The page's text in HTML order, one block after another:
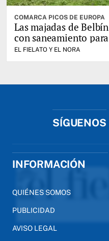
COMARCA PICOS DE EUROPA
Las majadas de
con saneamiento
EL FIELATO Y EL NORA
SÍGUENOS
INFORMACIÓN
QUIÉNES SOMOS
PUBLICIDAD
AVISO LEGAL